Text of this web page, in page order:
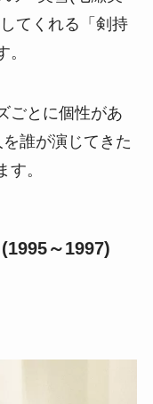
てくれる「剣持
ごとに個性があ
誰が演じてきた
。
～1997)